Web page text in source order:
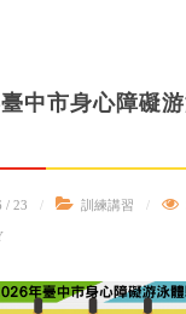
中市身心障礙
/ 23 訓練講習